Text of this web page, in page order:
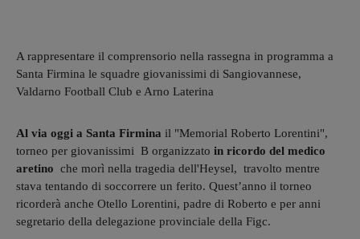
A rappresentare il comprensorio nella rassegna in programma a
Santa Firmina le squadre giovanissimi di Sangiovannese,
Valdarno Football Club e Arno Laterina
Al via oggi a Santa Firmina il "Memorial Roberto Lorentini",
torneo per giovanissimi B organizzato in ricordo del medico
aretino che morì nella tragedia dell'Heysel, travolto mentre
stava tentando di soccorrere un ferito. Quest’anno il torneo
ricorderà anche Otello Lorentini, padre di Roberto e per anni
segretario della delegazione provinciale della Figc.